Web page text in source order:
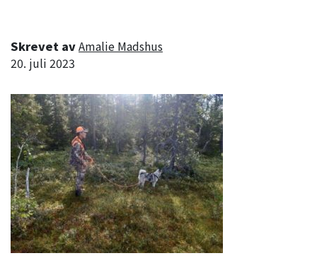
Skrevet avAmalie Madshus
20. juli 2023